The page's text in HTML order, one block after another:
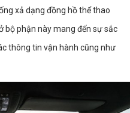
xả dạng đồng hồ thể thao
bộ phận này mang đến sự sắc
thông tin vận hành cũng như